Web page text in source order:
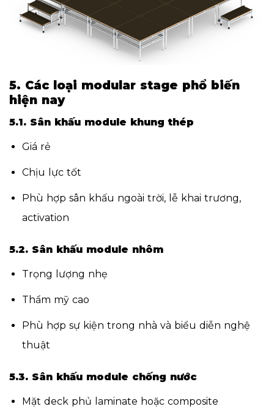
5. Các loại modular stage phổ biến
hiện nay
5.1. Sân khấu module khung thép
Giá rẻ
Chịu lực tốt
Phù hợp sân khấu ngoài trời, lễ khai trương,
activation
5.2. Sân khấu module nhôm
Trọng lượng nhẹ
Thẩm mỹ cao
Phù hợp sự kiện trong nhà và biểu diễn nghệ
thuật
5.3. Sân khấu module chống nước
Mặt deck phủ laminate hoặc composite